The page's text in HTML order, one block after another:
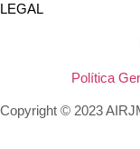
LEGAL
Política
Copyright © 2023